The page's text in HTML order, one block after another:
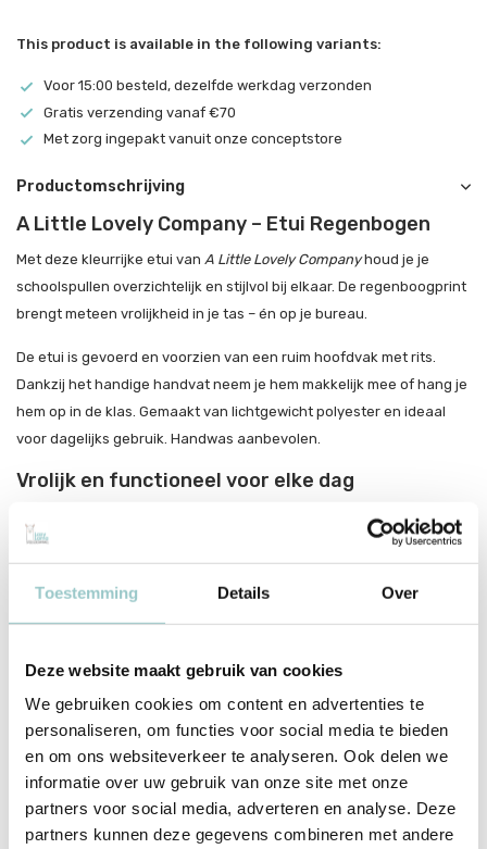
Toestemming Details Over
Deze website maakt gebruik van cookies
We gebruiken cookies om content en advertenties te
personaliseren, om functies voor social media te bieden
en om ons websiteverkeer te analyseren. Ook delen we
informatie over uw gebruik van onze site met onze
partners voor social media, adverteren en analyse. Deze
partners kunnen deze gegevens combineren met andere
This product is available in the following variants:
Voor 15:00 besteld, dezelfde werkdag verzonden
Gratis verzending vanaf €70
Met zorg ingepakt vanuit onze conceptstore
Productomschrijving
A Little Lovely Company – Etui Regenbogen
Met deze kleurrijke etui van A Little Lovely Companyhoud je je
schoolspullen overzichtelijk en stijlvol bij elkaar. De regenboogprint
brengt meteen vrolijkheid in je tas – én op je bureau.
De etui is gevoerd en voorzien van een ruim hoofdvak met rits.
Dankzij het handige handvat neem je hem makkelijk mee of hang je
hem op in de klas. Gemaakt van lichtgewicht polyester en ideaal
voor dagelijks gebruik. Handwas aanbevolen.
Vrolijk en functioneel voor elke dag
Licht, sterk en makkelijk mee te nemen
Productspecificaties
SKU PERAMC13
EAN 8719715002163